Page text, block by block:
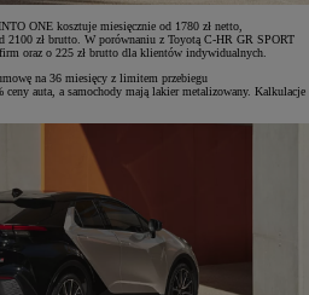
ONE kosztuje miesięcznie od 1780 zł netto,
zł brutto. W porównaniu z Toyotą C-HR GR SPORT
oraz o 225 zł brutto dla klientów indywidualnych.
na 36 miesięcy z limitem przebiegu
auta, a samochody mają lakier metalizowany. Kalkulacje